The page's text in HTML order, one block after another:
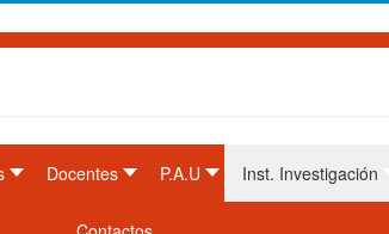
Docentes P.A.U Inst. Investigación